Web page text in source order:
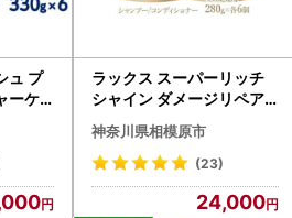
ュ プ
ーケ
※
の配
ラックス スーパーリッチ
シャイン ダメージリペア
補修シャンプー/コンディ
ショナー つめかえ用 280g
各6個 ※離島への配送不可
神奈川県相模原市
(23)
24,000